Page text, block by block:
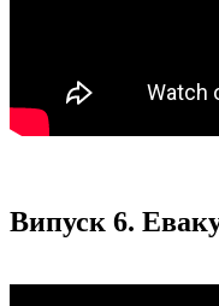
Випуск 6.